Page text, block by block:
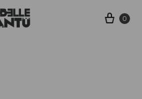
Cart
0